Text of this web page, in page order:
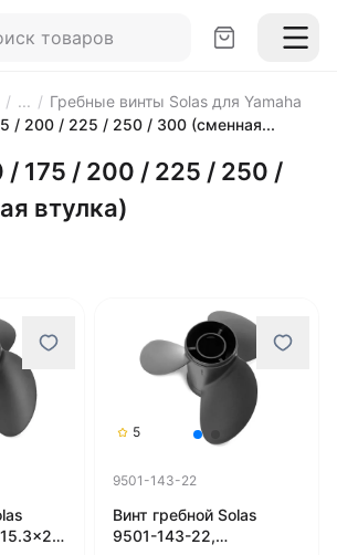
/ ... / Гребные винты Solas для Yamaha
/ 200 / 225 / 250 / 300 (сменная...
/ 175 / 200 / 225 / 250 /
втулка)
5
9501-143-22
Винт гребной Solas
9501-143-22,